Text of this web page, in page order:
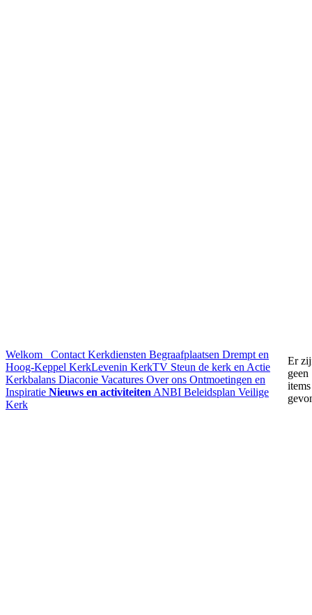
Welkom Contact Kerkdiensten Begraafplaatsen Drempt en
Hoog-Keppel KerkLevenin KerkTV Steun de kerk en Actie
Kerkbalans Diaconie Vacatures Over ons Ontmoetingen en
Inspiratie Nieuws en activiteiten ANBI Beleidsplan Veilige
Kerk
Er
geen
items